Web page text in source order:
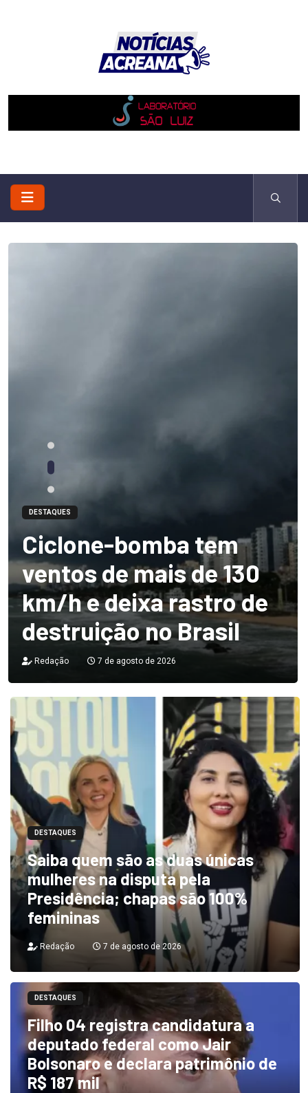
DESTAQUES
Ciclone-bomba tem
ventos de mais de 130
km/h e deixa rastro de
destruição no Brasil
Redação 7 de agosto de 2026
DESTAQUES
Saiba quem são as duas únicas
mulheres na disputa pela
Presidência; chapas são 100%
femininas
Redação 7 de agosto de 2026
DESTAQUES
Filho 04 registra candidatura a
deputado federal como Jair
Bolsonaro e declara patrimônio de
R$ 187 mil